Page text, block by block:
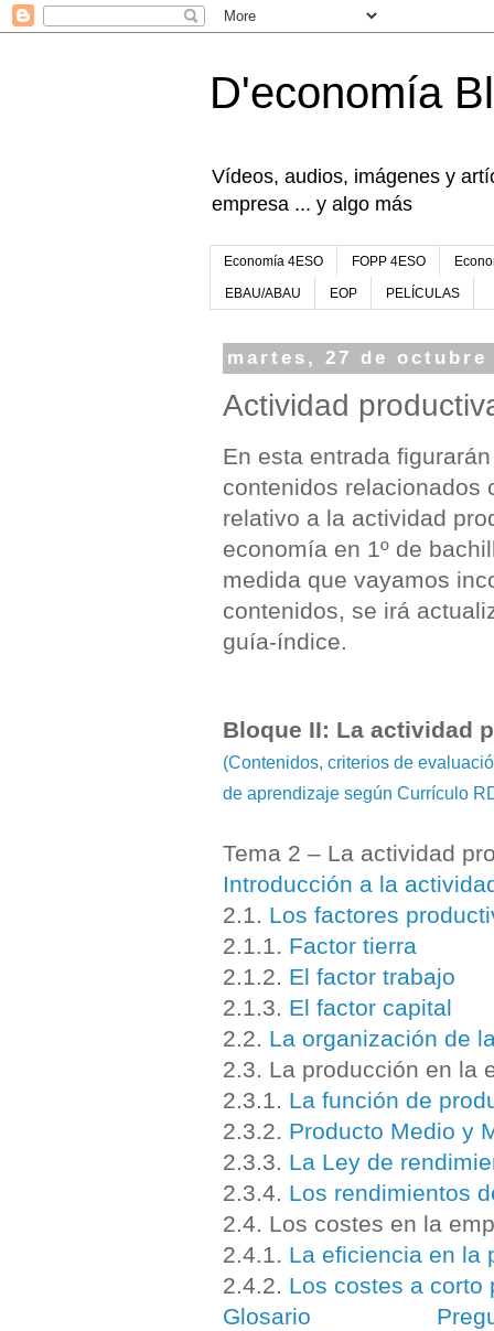
D'economía
Vídeos, audios, imágenes y
empresa ... y algo más
Economía 4ESO FOPP 4ESO
EBAU/ABAU EOP PELÍCULAS
martes, 27 de octubre
Actividad
En esta entrada
contenidos relacionados
relativo a la actividad
economía en 1º de
medida que vayamos
contenidos, se irá
guía-índice.
Bloque II: La actividad
(Contenidos, criterios de
de aprendizaje según Currículo
Tema 2 – La actividad
Introducción a la
2.1. Los factores
2.1.1. Factor tierra
2.1.2. El factor trabajo
2.1.3. El factor capital
2.2. La organización de
2.3. La producción en la
2.3.1. La función de
2.3.2. Producto Medio y
2.3.3. La Ley de
2.3.4. Los rendimientos
2.4. Los costes en la
2.4.1. La eficiencia en la
2.4.2. Los costes a corto
Glosario